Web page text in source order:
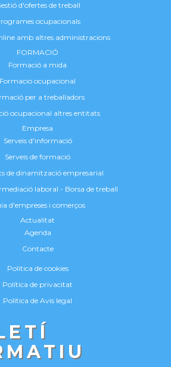
d'ofertes de treball
ocupacionals
amb altres administracions
FORMACIÓ
Formació a mida
Formacio ocupacional
per a treballadors
ocupacional altres entitats
Empresa
Serveis d'informació
Serveis de formació
de dinamització empresarial
laboral - Borsa de treball
d'empreses i comerços
Actualitat
Agenda
Contacte
Política de cookies
Política de privacitat
Política de Avis legal